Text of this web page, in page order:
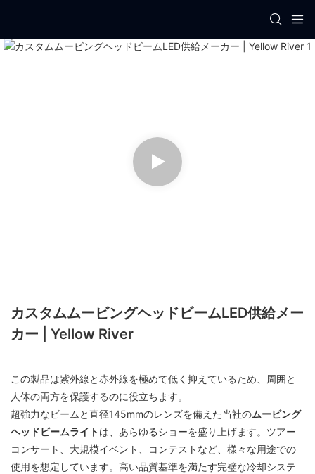
カスタムムービングヘッドビームLED供給メー
カー | Yellow River
この製品は紫外線と赤外線を極めて低く抑えているため、周囲と
人体の両方を保護するのに役立ちます。
超強力なビームと直径145mmのレンズを備えた当社のムービング
ヘッドビームライトは、あらゆるショーを盛り上げます。ツアー
コンサート、大規模イベント、コンテストなど、様々な用途での
使用を想定しています。高い品質基準を満たす完璧な冷却システ